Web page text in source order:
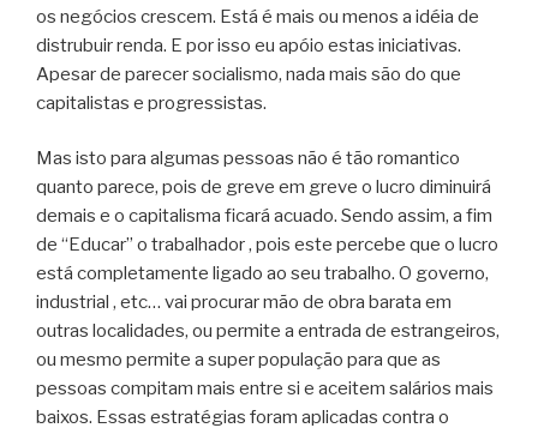
os negócios crescem. Está é mais ou menos a idéia de
distrubuir renda. E por isso eu apóio estas iniciativas.
Apesar de parecer socialismo, nada mais são do que
capitalistas e progressistas.
Mas isto para algumas pessoas não é tão romantico
quanto parece, pois de greve em greve o lucro diminuirá
demais e o capitalisma ficará acuado. Sendo assim, a fim
de “Educar” o trabalhador , pois este percebe que o lucro
está completamente ligado ao seu trabalho. O governo,
industrial , etc… vai procurar mão de obra barata em
outras localidades, ou permite a entrada de estrangeiros,
ou mesmo permite a super população para que as
pessoas compitam mais entre si e aceitem salários mais
baixos. Essas estratégias foram aplicadas contra o